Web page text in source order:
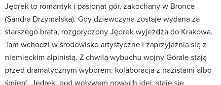
Jędrek to romantyk i pasjonat gór, zakochany w Bronce
(Sandra Drzymalska). Gdy dziewczyna zostaje wydana za
starszego brata, rozgoryczony Jędrek wyjeżdża do Krakowa.
Tam wchodzi w środowisko artystyczne i zaprzyjaźnia się z
niemieckim alpinistą. Z chwilą wybuchu wojny Górale stają
przed dramatycznym wyborem: kolaboracja z nazistami albo
śmierć. Jędrek, pod wpływem nowych idei, staje się